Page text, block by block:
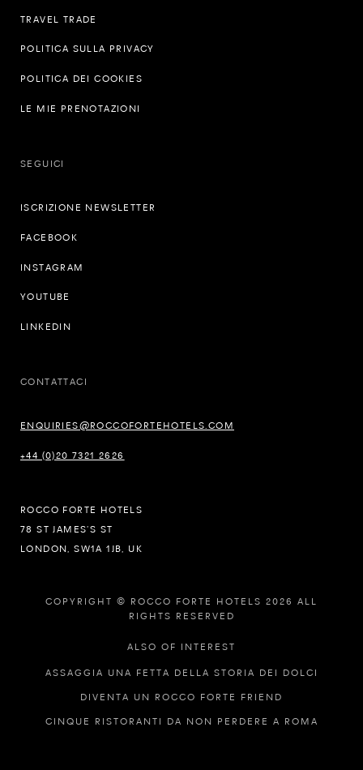
TRAVEL TRADE
POLITICA SULLA PRIVACY
POLITICA DEI COOKIES
LE MIE PRENOTAZIONI
SEGUICI
ISCRIZIONE NEWSLETTER
FACEBOOK
INSTAGRAM
YOUTUBE
LINKEDIN
CONTATTACI
ENQUIRIES@ROCCOFORTEHOTELS.COM
+44 (0)20 7321 2626
ROCCO FORTE HOTELS
78 ST JAMES’S ST
LONDON, SW1A 1JB, UK
COPYRIGHT © ROCCO FORTE HOTELS 2026 ALL
RIGHTS RESERVED
ALSO OF INTEREST
ASSAGGIA UNA FETTA DELLA STORIA DEI DOLCI
DIVENTA UN ROCCO FORTE FRIEND
CINQUE RISTORANTI DA NON PERDERE A ROMA